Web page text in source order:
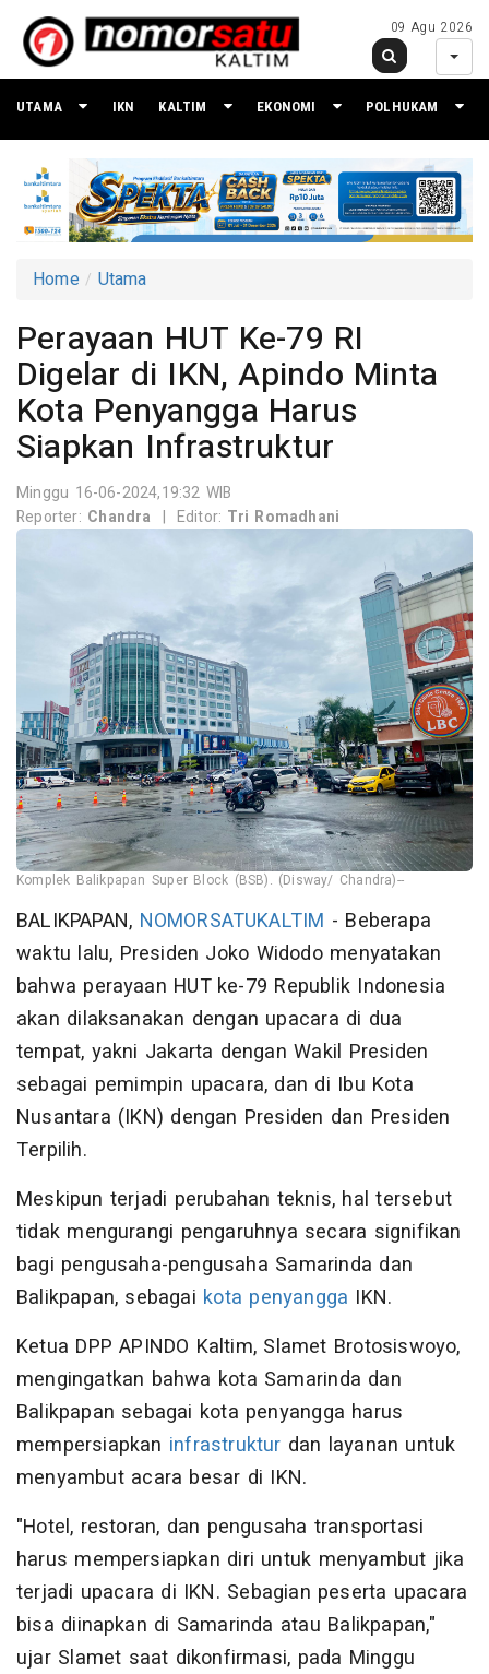
09 Agu 2026
UTAMA IKN KALTIM EKONOMI POLHUKAM
Home Utama
Perayaan HUT Ke-79 RI
Digelar di IKN, Apindo Minta
Kota Penyangga Harus
Siapkan Infrastruktur
Minggu 16-06-2024,19:32 WIB
Reporter: Chandra | Editor: Tri Romadhani
Komplek Balikpapan Super Block (BSB). (Disway/ Chandra)--
BALIKPAPAN, NOMORSATUKALTIM - Beberapa
waktu lalu, Presiden Joko Widodo menyatakan
bahwa perayaan HUT ke-79 Republik Indonesia
akan dilaksanakan dengan upacara di dua
tempat, yakni Jakarta dengan Wakil Presiden
sebagai pemimpin upacara, dan di Ibu Kota
Nusantara (IKN) dengan Presiden dan Presiden
Terpilih.
Meskipun terjadi perubahan teknis, hal tersebut
tidak mengurangi pengaruhnya secara signifikan
bagi pengusaha-pengusaha Samarinda dan
Balikpapan, sebagai kota penyangga IKN.
Ketua DPP APINDO Kaltim, Slamet Brotosiswoyo,
mengingatkan bahwa kota Samarinda dan
Balikpapan sebagai kota penyangga harus
mempersiapkan infrastruktur dan layanan untuk
menyambut acara besar di IKN.
"Hotel, restoran, dan pengusaha transportasi
harus mempersiapkan diri untuk menyambut jika
terjadi upacara di IKN. Sebagian peserta upacara
bisa diinapkan di Samarinda atau Balikpapan,"
ujar Slamet saat dikonfirmasi, pada Minggu